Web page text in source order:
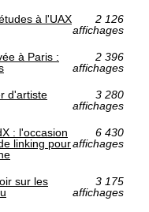
à l'UAX
2 126
affichages
à Paris :
2 396
affichages
d'artiste
3 280
affichages
: l'occasion
linking pour
6 430
affichages
sur les
3 175
affichages